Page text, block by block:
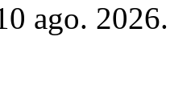
ago. 2026.